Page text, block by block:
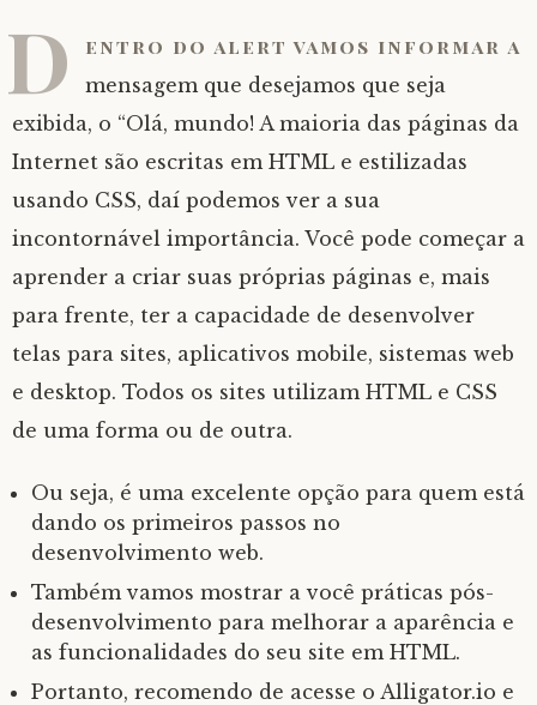
D entro do alert vamos informar a
mensagem que desejamos que seja
exibida, o “Olá, mundo! A maioria das páginas da
Internet são escritas em HTML e estilizadas
usando CSS, daí podemos ver a sua
incontornável importância. Você pode começar a
aprender a criar suas próprias páginas e, mais
para frente, ter a capacidade de desenvolver
telas para sites, aplicativos mobile, sistemas web
e desktop. Todos os sites utilizam HTML e CSS
de uma forma ou de outra.
Ou seja, é uma excelente opção para quem está
dando os primeiros passos no
desenvolvimento web.
Também vamos mostrar a você práticas pós-
desenvolvimento para melhorar a aparência e
as funcionalidades do seu site em HTML.
Portanto, recomendo de acesse o Alligator.io e